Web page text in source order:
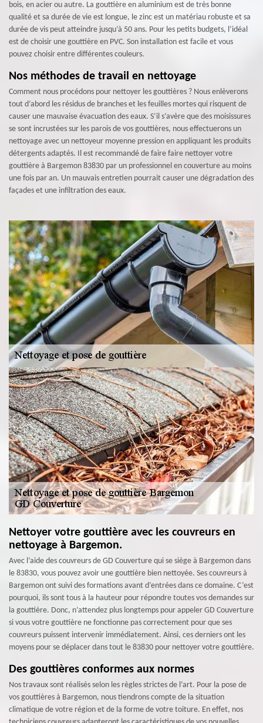
bois, en acier ou autre. La gouttière en aluminium est de très bonne
qualité et sa durée de vie est longue, le zinc est un matériau robuste et sa
durée de vis peut atteindre jusqu’à 50 ans. Pour les petits budgets, l’idéal
est de choisir une gouttière en PVC. Son installation est facile et vous
pouvez choisir entre différentes couleurs.
Nos méthodes de travail en nettoyage
Comment nous procédons pour nettoyer les gouttières ? Nous enlèverons
tout d’abord les résidus de branches et les feuilles mortes qui risquent de
causer une mauvaise évacuation des eaux. S’il s’avère que des moisissures
se sont incrustées sur les parois de vos gouttières, nous effectuerons un
nettoyage avec un nettoyeur moyenne pression en appliquant les produits
détergents adaptés. Il est recommandé de faire faire nettoyer votre
gouttière à Bargemon 83830 par un professionnel en couverture au moins
une fois par an. Un mauvais entretien pourrait causer une dégradation des
façades et une infiltration des eaux.
Nettoyer votre gouttière avec les couvreurs en
nettoyage à Bargemon.
Avec l’aide des couvreurs de GD Couverture qui se siège à Bargemon dans
le 83830, vous pouvez avoir une gouttière bien nettoyée. Ses couvreurs à
Bargemon ont suivi des formations avant d’entrées dans ce domaine. C’est
pourquoi, ils sont tous à la hauteur pour répondre toutes vos demandes sur
la gouttière. Donc, n’attendez plus longtemps pour appeler GD Couverture
si vous votre gouttière ne fonctionne pas correctement pour que ses
couvreurs puissent intervenir immédiatement. Ainsi, ces derniers ont les
moyens pour se déplacer dans tout le 83830 pour nettoyer votre gouttière.
Des gouttières conformes aux normes
Nos travaux sont réalisés selon les règles strictes de l’art. Pour la pose de
vos gouttières à Bargemon, nous tiendrons compte de la situation
climatique de votre région et de la forme de votre toiture. En effet, nos